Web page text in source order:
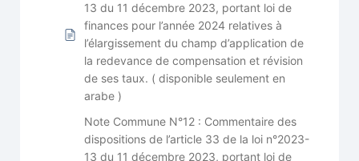
13 du 11 décembre 2023, portant loi de
finances pour l’année 2024 relatives à
l’élargissement du champ d’application de
la redevance de compensation et révision
de ses taux. ( disponible seulement en
arabe )
Note Commune N°12 : Commentaire des
dispositions de l’article 33 de la loi n°2023-
13 du 11 décembre 2023, portant loi de